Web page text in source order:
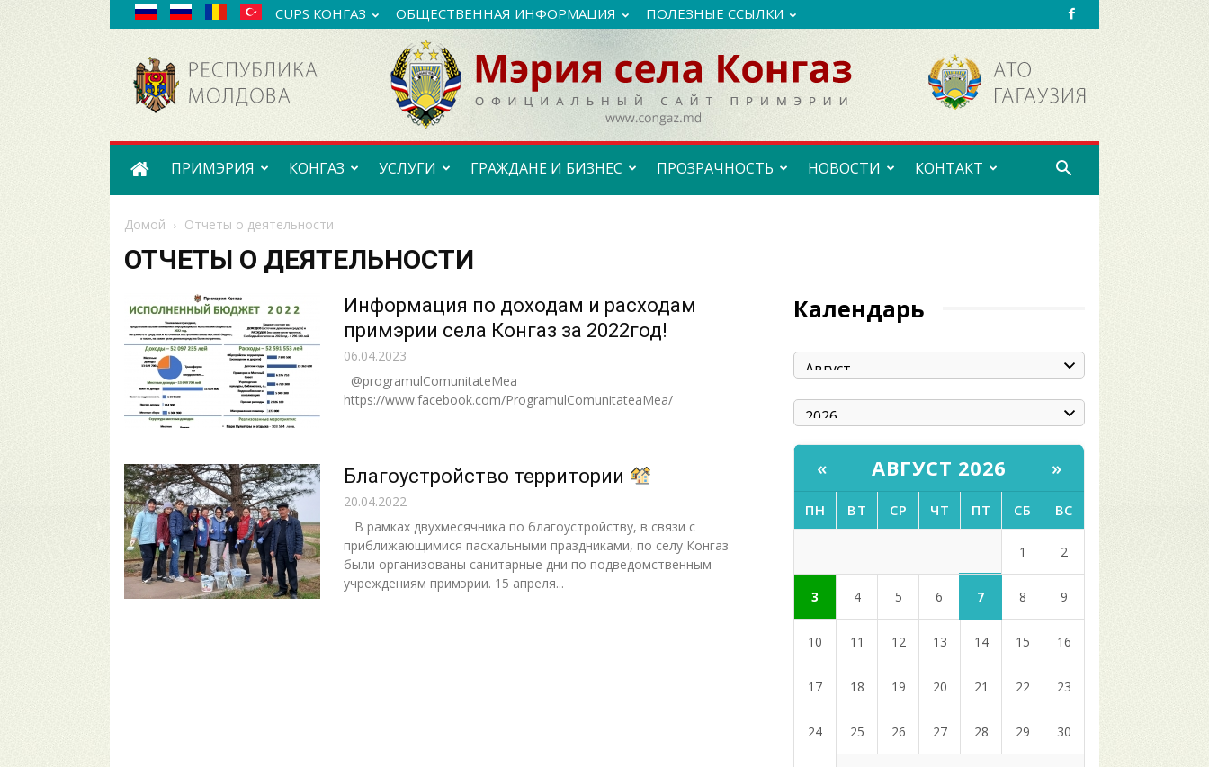
CUPS КОНГАЗ ОБЩЕСТВЕННАЯ ИНФОРМАЦИЯ ПОЛЕЗНЫЕ ССЫЛКИ
села
Конгаз
ПРИМЭРИЯ КОНГАЗ УСЛУГИ ГРАЖДАНЕ И БИЗНЕС ПРОЗРАЧНОСТЬ НОВОСТИ КОНТАКТ
Домой Отчеты о деятельности
ОТЧЕТЫ О ДЕЯТЕЛЬНОСТИ
Информация по доходам и расходам
примэрии села Конгаз за 2022год!
06.04.2023
@programulComunitateMea
https://www.facebook.com/ProgramulComunitateaMea/
Благоустройство территории
20.04.2022
В рамках двухмесячника по благоустройству, в связи с
приближающимися пасхальными праздниками, по селу Конгаз
были организованы санитарные дни по подведомственным
учреждениям примэрии. 15 апреля...
Календарь
« АВГУСТ 2026 »
ПН ВТ СР ЧТ ПТ СБ ВС
1 2
3 4 5 6 7 8 9
10 11 12 13 14 15 16
17 18 19 20 21 22 23
24 25 26 27 28 29 30